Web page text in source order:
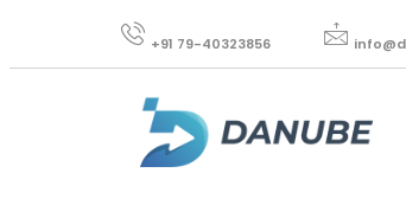
+91 79-40323856​